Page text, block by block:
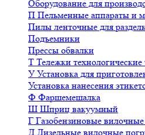
Оборудование для
П Пельменные аппараты и
Пилы ленточные для
Подъемники
Прессы обвалки
Т Тележки
У Установка для
Установка нанесения
Ф Фаршемешалка
Ш Шприц вакуумный
Г Газобензиновые
Д Дизельные вилочные